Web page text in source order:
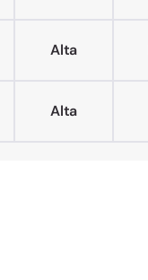
Alta
Alta